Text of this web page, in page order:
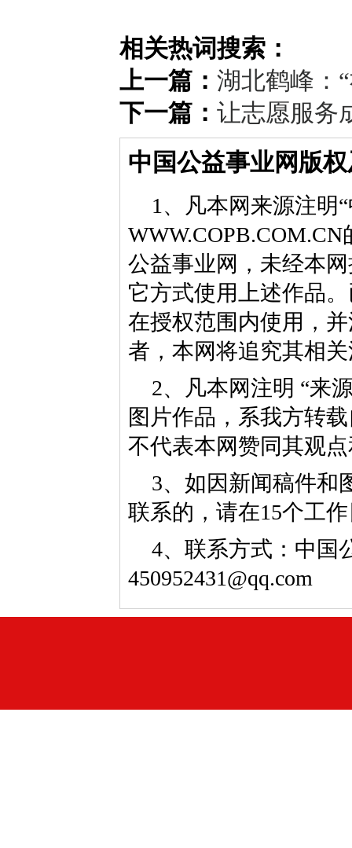
相关热词搜索：
上一篇： 湖北鹤峰：
下一篇： 让志愿服务
中国公益事业网版
1、凡本网来源注明
公益事业网，未经本
它方式使用上述作品
在授权范围内使用，
者，本网将追究其相
2、凡本网注明 “来
图片作品，系我方转
不代表本网赞同其观
3、如因新闻稿件和
联系的，请在15个工
4、联系方式：中国
450952431@qq.com